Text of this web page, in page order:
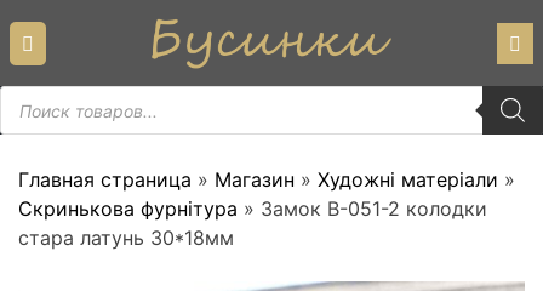
content
Пошук
товарів
Главная страница » Магазин » Художні матеріали »
Скринькова фурнітура » Замок В-051-2 колодки
стара латунь 30*18мм